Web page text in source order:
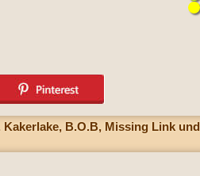
B.O.B, Missing Link und